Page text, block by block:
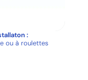
:
ou à roulettes